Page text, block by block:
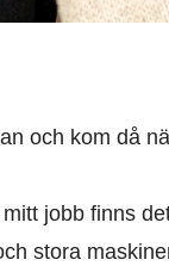
och kom då
jobb finns
stora